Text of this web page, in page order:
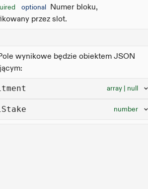
optional Numer bloku,
przez slot.
wynikowe będzie obiektem JSON
array | null
number